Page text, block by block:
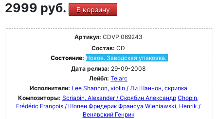
2999 руб. В корзину
Артикул: CDVP 069243
Состав: CD
Состояние: Новое. Заводская упаковка.
Дата релиза: 29-09-2008
Лейбл: Telarc
Исполнители: Lee Shannon, violin / Ли Шэннон, скрипка
Композиторы: Scriabin, Alexander / Скрябин Александр Chopin,
Frédéric François / Шопен Фридерик Франсуа Wieniawski, Henrik /
Венявский Генрик